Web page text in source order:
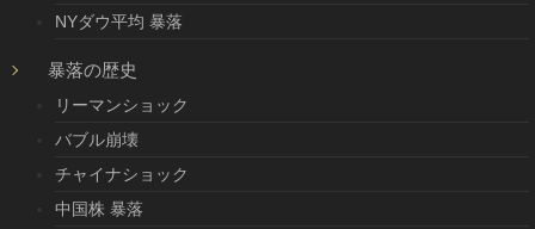
NYダウ平均 暴落
暴落の歴史
リーマンショック
バブル崩壊
チャイナショック
中国株 暴落